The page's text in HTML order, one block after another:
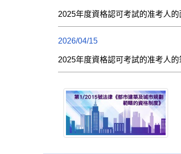
2025年度資格認可考試的准考人
2026/04/15
2025年度資格認可考試的准考人